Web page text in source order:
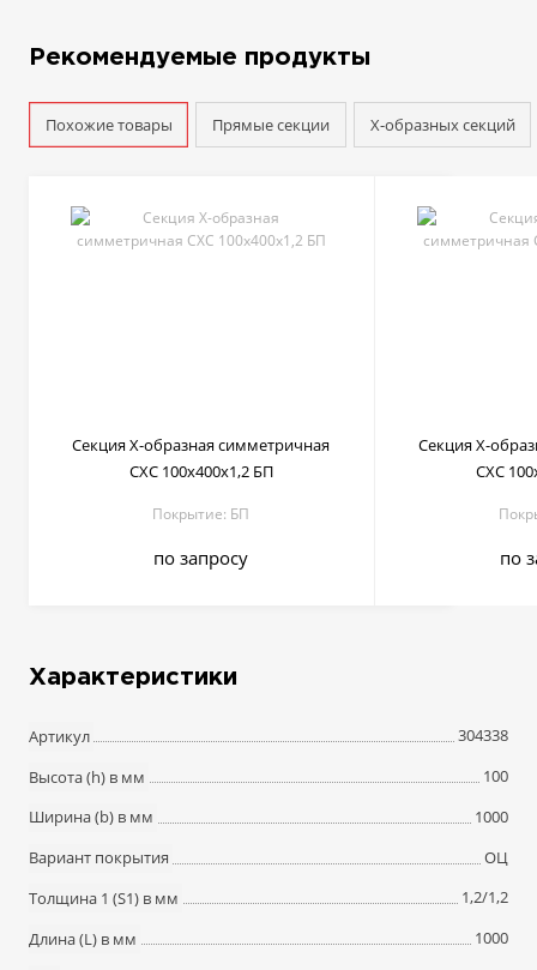
Рекомендуемые продукты
Похожие товары Прямые секции Х-образных секций
Секция Х-образная симметричная
СХС 100х400х1,2 БП
Покрытие: БП
по запросу
Секция Х-
СХС
по
Характеристики
Артикул
304338
Высота (h) в мм
100
Ширина (b) в мм
1000
Вариант покрытия
ОЦ
Толщина 1 (S1) в мм
1,2/1,2
Длина (L) в мм
1000